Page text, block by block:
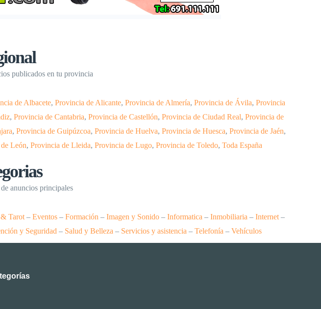
publicados en tu provincia
de Albacete, Provincia de Alicante, Provincia de Almería, Provincia de Ávila, Provincia
, Provincia de Cantabria, Provincia de Castellón, Provincia de Ciudad Real, Provincia de
, Provincia de Guipúzcoa, Provincia de Huelva, Provincia de Huesca, Provincia de Jaén,
León, Provincia de Lleida, Provincia de Lugo, Provincia de Toledo, Toda España
anuncios principales
Tarot– Eventos– Formación – Imagen y Sonido– Informatica – Inmobiliaria – Internet–
y Seguridad – Salud y Belleza – Servicios y asistencia – Telefonía – Vehículos